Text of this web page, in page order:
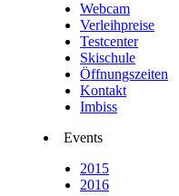
Webcam
Verleihpreise
Testcenter
Skischule
Öffnungszeiten
Kontakt
Imbiss
Events
2015
2016